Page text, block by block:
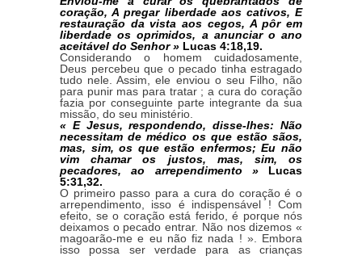
coração, A pregar liberdade aos cativos, E
restauração da vista aos cegos, A pôr em
liberdade os oprimidos, a anunciar o ano
aceitável do Senhor » Lucas 4:18,19.
Considerando o homem cuidadosamente,
Deus percebeu que o pecado tinha estragado
tudo nele. Assim, ele enviou o seu Filho, não
para punir mas para tratar ; a cura do coração
fazia por conseguinte parte integrante da sua
missão, do seu ministério.
« E Jesus, respondendo, disse-lhes: Não
necessitam de médico os que estão sãos,
mas, sim, os que estão enfermos; Eu não
vim chamar os justos, mas, sim, os
pecadores, ao arrependimento »Lucas
5:31,32.
O primeiro passo para a cura do coração é o
arrependimento, isso é indispensável ! Com
efeito, se o coração está ferido, é porque nós
deixamos o pecado entrar. Não nos dizemos «
magoarão-me e eu não fiz nada ! ». Embora
isso possa ser verdade para as crianças